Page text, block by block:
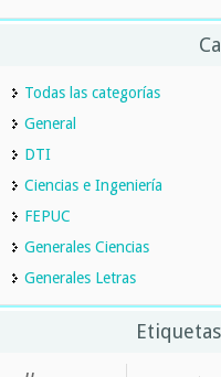
Todas las categorías
General
DTI
Ciencias e Ingeniería
FEPUC
Generales Ciencias
Generales Letras